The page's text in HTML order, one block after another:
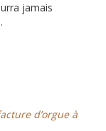
jamais
d’orgue à